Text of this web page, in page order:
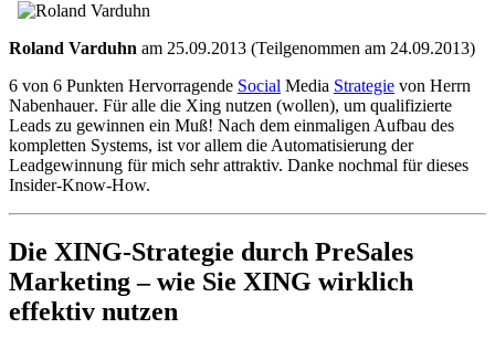
Roland Varduhn am 25.09.2013 (Teilgenommen am 24.09.2013)
6 von 6 Punkten Hervorragende Social Media Strategie von Herrn
Nabenhauer. Für alle die Xing nutzen (wollen), um qualifizierte
Leads zu gewinnen ein Muß! Nach dem einmaligen Aufbau des
kompletten Systems, ist vor allem die Automatisierung der
Leadgewinnung für mich sehr attraktiv. Danke nochmal für dieses
Insider-Know-How.
Die XING-Strategie durch PreSales
Marketing – wie Sie XING wirklich
effektiv nutzen